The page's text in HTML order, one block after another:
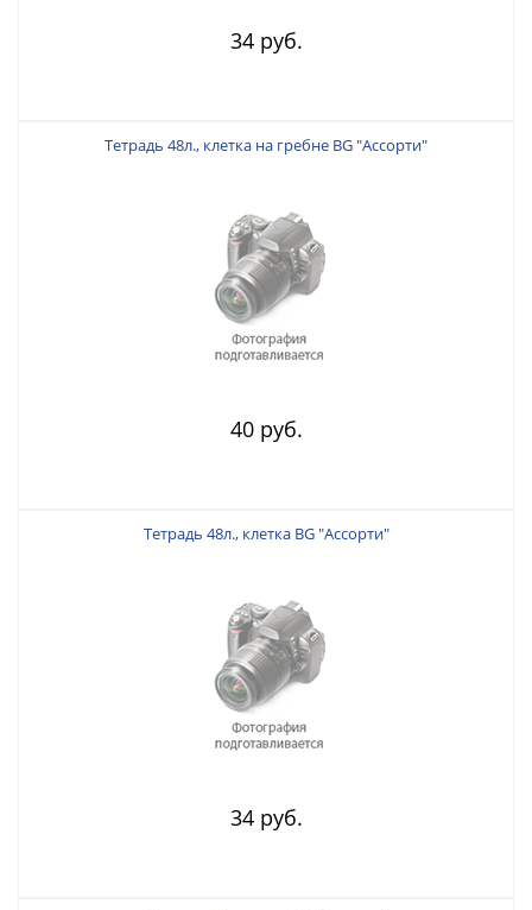
34 руб.
Тетрадь 48л., клетка на гребне BG "Ассорти"
40 руб.
Тетрадь 48л., клетка BG "Ассорти"
34 руб.